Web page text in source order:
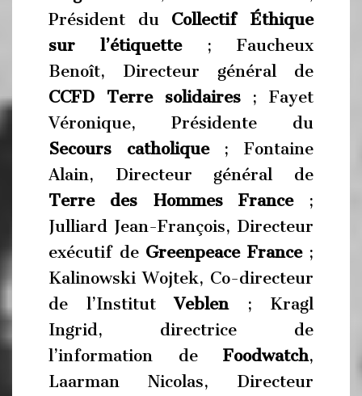
Président du Collectif Éthique
sur l’étiquette; Faucheux
Benoît, Directeur général de
CCFD Terre solidaires; Fayet
Véronique, Présidente du
Secours catholique; Fontaine
Alain, Directeur général de
Terre des Hommes France;
Julliard Jean-François, Directeur
exécutif de Greenpeace France;
Kalinowski Wojtek, Co-directeur
de l’InstitutVeblen; Kragl
Ingrid, directrice de
l’information de Foodwatch,
Laarman Nicolas, Directeur